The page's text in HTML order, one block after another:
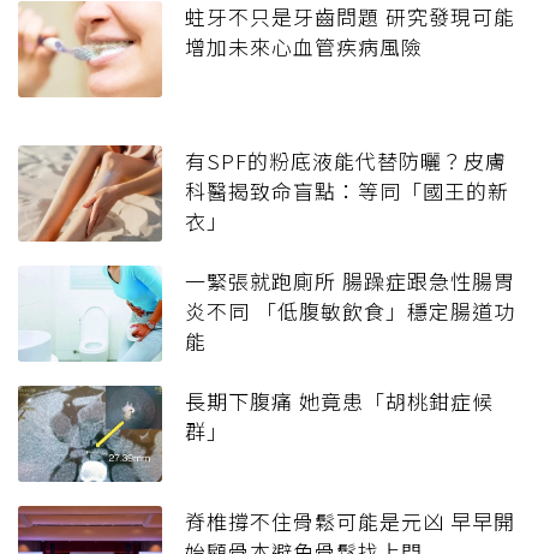
蛀牙不只是牙齒問題 研究發現可能
增加未來心血管疾病風險
有SPF的粉底液能代替防曬？皮膚
科醫揭致命盲點：等同「國王的新
衣」
一緊張就跑廁所 腸躁症跟急性腸胃
炎不同 「低腹敏飲食」穩定腸道功
能
長期下腹痛 她竟患「胡桃鉗症候
群」
脊椎撐不住骨鬆可能是元凶 早早開